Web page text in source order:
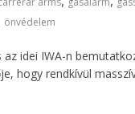
önvédelem
idei IWA-n
hogy rendkívül